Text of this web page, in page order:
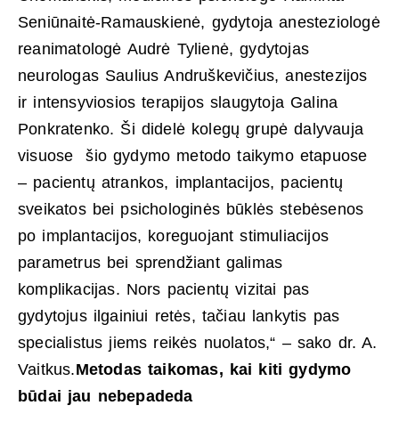
Seniūnaitė-Ramauskienė, gydytoja anesteziologė
reanimatologė Audrė Tylienė, gydytojas
neurologas Saulius Andruškevičius, anestezijos
ir intensyviosios terapijos slaugytoja Galina
Ponkratenko. Ši didelė kolegų grupė dalyvauja
visuose šio gydymo metodo taikymo etapuose
– pacientų atrankos, implantacijos, pacientų
sveikatos bei psichologinės būklės stebėsenos
po implantacijos, koreguojant stimuliacijos
parametrus bei sprendžiant galimas
komplikacijas. Nors pacientų vizitai pas
gydytojus ilgainiui retės, tačiau lankytis pas
specialistus jiems reikės nuolatos,“ – sako dr. A.
Vaitkus.Metodas taikomas, kai kiti gydymo
būdai jau nebepadeda